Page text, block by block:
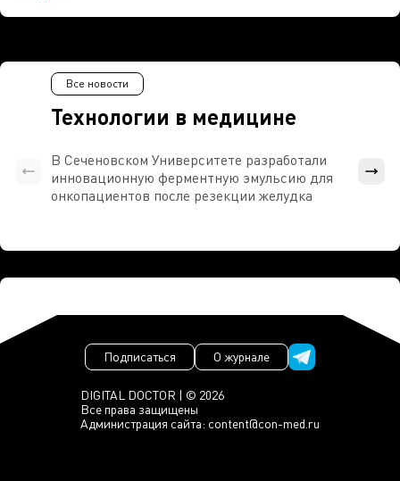
Технологии в медицине
Все новости
В Сеченовском Университете разработали
инновационную ферментную эмульсию для
онкопациентов после резекции желудка
DIGITAL DOCTOR | © 2026
Все права защищены
Администрация сайта: content@con-med.ru
Подписаться О журнале